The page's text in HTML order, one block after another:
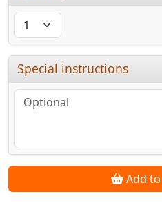
Special instructions
Add to